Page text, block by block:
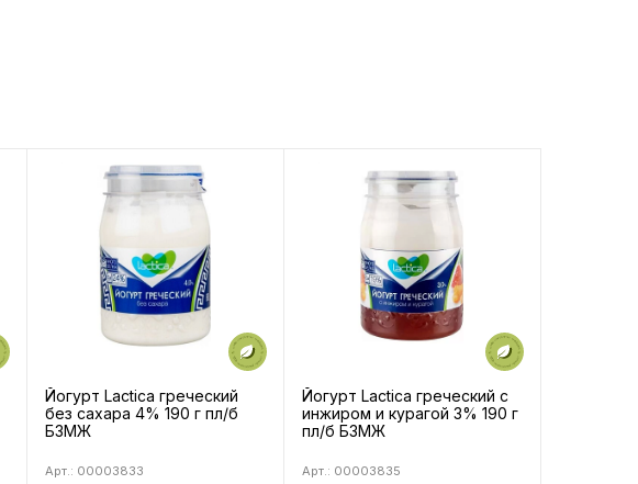
Йогурт Lactica греческий
без сахара 4% 190 г пл/б
БЗМЖ
Арт.: 00003833
Йогурт Lactica греческий с
инжиром и курагой 3% 190 г
пл/б БЗМЖ
Арт.: 00003835